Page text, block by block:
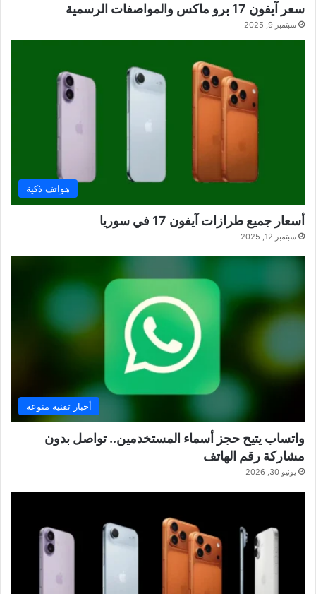
سعر آيفون 17 برو ماكس والمواصفات الرسمية
سبتمبر 9, 2025
هواتف ذكية
أسعار جميع طرازات آيفون 17 في سوريا
سبتمبر 12, 2025
أخبار تقنية منوعة
واتساب يتيح حجز أسماء المستخدمين.. تواصل بدون
مشاركة رقم الهاتف
يونيو 30, 2026